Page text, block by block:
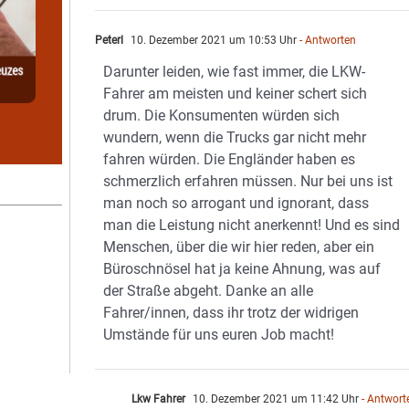
Peterl 10. Dezember 2021 um 10:53 Uhr - Antworten
Darunter leiden, wie fast immer, die LKW-
Fahrer am meisten und keiner schert sich
drum. Die Konsumenten würden sich
wundern, wenn die Trucks gar nicht mehr
fahren würden. Die Engländer haben es
schmerzlich erfahren müssen. Nur bei uns ist
man noch so arrogant und ignorant, dass
man die Leistung nicht anerkennt! Und es sind
Menschen, über die wir hier reden, aber ein
Büroschnösel hat ja keine Ahnung, was auf
der Straße abgeht. Danke an alle
Fahrer/innen, dass ihr trotz der widrigen
Umstände für uns euren Job macht!
Lkw Fahrer 10. Dezember 2021 um 11:42 Uhr -